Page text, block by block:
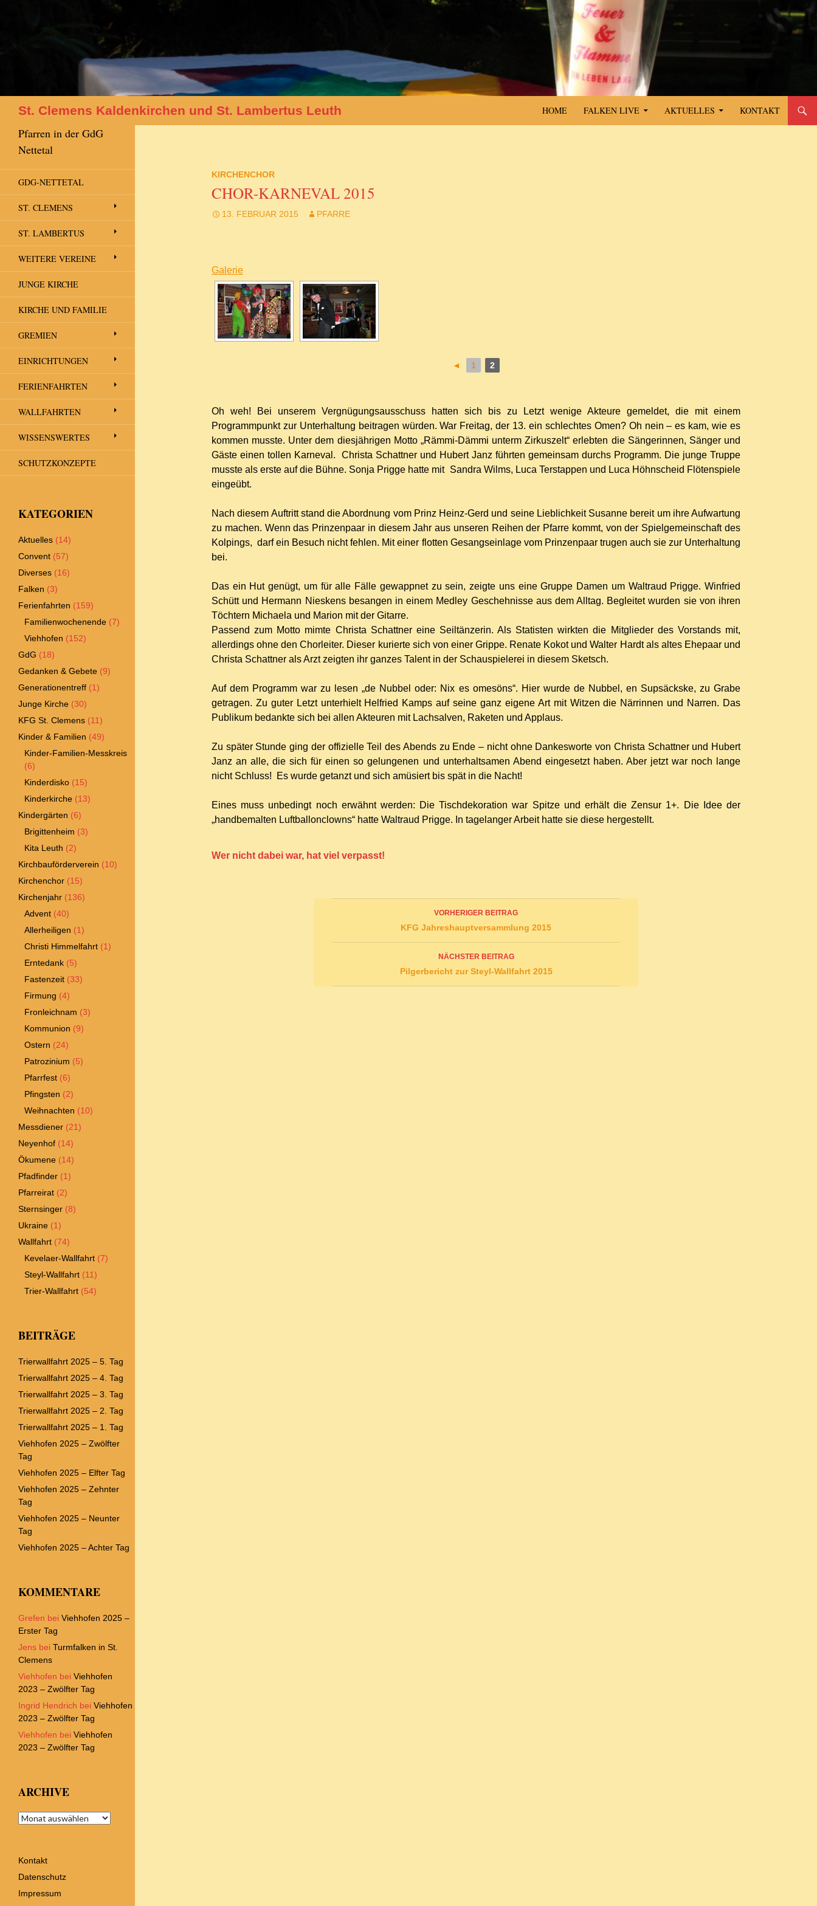
St. Clemens Kaldenkirchen und St. Lambertus Leuth HOME FALKEN LIVE AKTUELLES KONTAKT
KIRCHENCHOR
CHOR-KARNEVAL 2015
13. FEBRUAR 2015 PFARRE
Galerie
◄ 1 2
Oh weh! Bei unserem Vergnügungsausschuss hatten sich bis zu Letzt wenige Akteure gemeldet, die mit einem
Programmpunkt zur Unterhaltung beitragen würden. War Freitag, der 13. ein schlechtes Omen? Oh nein – es kam, wie es
kommen musste. Unter dem diesjährigen Motto „Rämmi-Dämmi unterm Zirkuszelt“ erlebten die Sängerinnen, Sänger und
Gäste einen tollen Karneval. Christa Schattner und Hubert Janz führten gemeinsam durchs Programm. Die junge Truppe
musste als erste auf die Bühne. Sonja Prigge hatte mit Sandra Wilms, Luca Terstappen und Luca Höhnscheid Flötenspiele
eingeübt.
Nach diesem Auftritt stand die Abordnung vom Prinz Heinz-Gerd und seine Lieblichkeit Susanne bereit um ihre Aufwartung
zu machen. Wenn das Prinzenpaar in diesem Jahr aus unseren Reihen der Pfarre kommt, von der Spielgemeinschaft des
Kolpings, darf ein Besuch nicht fehlen. Mit einer flotten Gesangseinlage vom Prinzenpaar trugen auch sie zur Unterhaltung
bei.
Das ein Hut genügt, um für alle Fälle gewappnet zu sein, zeigte uns eine Gruppe Damen um Waltraud Prigge. Winfried
Schütt und Hermann Nieskens besangen in einem Medley Geschehnisse aus dem Alltag. Begleitet wurden sie von ihren
Töchtern Michaela und Marion mit der Gitarre.
Passend zum Motto mimte Christa Schattner eine Seiltänzerin. Als Statisten wirkten die Mitglieder des Vorstands mit,
allerdings ohne den Chorleiter. Dieser kurierte sich von einer Grippe. Renate Kokot und Walter Hardt als altes Ehepaar und
Christa Schattner als Arzt zeigten ihr ganzes Talent in der Schauspielerei in diesem Sketsch.
Auf dem Programm war zu lesen „de Nubbel oder: Nix es omesöns“. Hier wurde de Nubbel, en Supsäckske, zu Grabe
getragen. Zu guter Letzt unterhielt Helfried Kamps auf seine ganz eigene Art mit Witzen die Närrinnen und Narren. Das
Publikum bedankte sich bei allen Akteuren mit Lachsalven, Raketen und Applaus.
Zu später Stunde ging der offizielle Teil des Abends zu Ende – nicht ohne Dankesworte von Christa Schattner und Hubert
Janz an alle, die sich für einen so gelungenen und unterhaltsamen Abend eingesetzt haben. Aber jetzt war noch lange
nicht Schluss! Es wurde getanzt und sich amüsiert bis spät in die Nacht!
Eines muss unbedingt noch erwähnt werden: Die Tischdekoration war Spitze und erhält die Zensur 1+. Die Idee der
„handbemalten Luftballonclowns“ hatte Waltraud Prigge. In tagelanger Arbeit hatte sie diese hergestellt.
Wer nicht dabei war, hat viel verpasst!
Navigation
VORHERIGER BEITRAG
KFG Jahreshauptversammlung 2015
NÄCHSTER BEITRAG
Pilgerbericht zur Steyl-Wallfahrt 2015
Pfarren in der GdG
Nettetal
GDG-NETTETAL
ST. CLEMENS
ST. LAMBERTUS
WEITERE VEREINE
JUNGE KIRCHE
KIRCHE UND FAMILIE
GREMIEN
EINRICHTUNGEN
FERIENFAHRTEN
WALLFAHRTEN
WISSENSWERTES
SCHUTZKONZEPTE
KATEGORIEN
Aktuelles (14)
Convent (57)
Diverses (16)
Falken (3)
Ferienfahrten (159)
Familienwochenende (7)
Viehhofen (152)
GdG (18)
Gedanken & Gebete (9)
Generationentreff (1)
Junge Kirche (30)
KFG St. Clemens (11)
Kinder & Familien (49)
Kinder-Familien-Messkreis
(6)
Kinderdisko (15)
Kinderkirche (13)
Kindergärten (6)
Brigittenheim (3)
Kita Leuth (2)
Kirchbauförderverein (10)
Kirchenchor (15)
Kirchenjahr (136)
Advent (40)
Allerheiligen (1)
Christi Himmelfahrt (1)
Erntedank (5)
Fastenzeit (33)
Firmung (4)
Fronleichnam (3)
Kommunion (9)
Ostern (24)
Patrozinium (5)
Pfarrfest (6)
Pfingsten (2)
Weihnachten (10)
Messdiener (21)
Neyenhof (14)
Ökumene (14)
Pfadfinder (1)
Pfarreirat (2)
Sternsinger (8)
Ukraine (1)
Wallfahrt (74)
Kevelaer-Wallfahrt (7)
Steyl-Wallfahrt (11)
Trier-Wallfahrt (54)
BEITRÄGE
Trierwallfahrt 2025 – 5. Tag
Trierwallfahrt 2025 – 4. Tag
Trierwallfahrt 2025 – 3. Tag
Trierwallfahrt 2025 – 2. Tag
Trierwallfahrt 2025 – 1. Tag
Viehhofen 2025 – Zwölfter
Tag
Viehhofen 2025 – Elfter Tag
Viehhofen 2025 – Zehnter
Tag
Viehhofen 2025 – Neunter
Tag
Viehhofen 2025 – Achter Tag
KOMMENTARE
Grefen bei Viehhofen 2025 –
Erster Tag
Jens bei Turmfalken in St.
Clemens
Viehhofen bei Viehhofen
2023 – Zwölfter Tag
Ingrid Hendrich bei Viehhofen
2023 – Zwölfter Tag
Viehhofen bei Viehhofen
2023 – Zwölfter Tag
ARCHIVE
Archive
Kontakt
Datenschutz
Impressum